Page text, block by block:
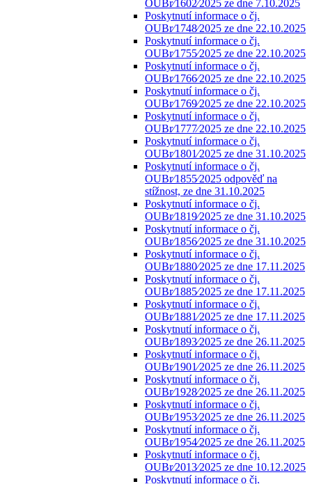
OUBr⁄1602⁄2025 ze dne 7.10.2025
Poskytnutí informace o čj.
OUBr⁄1748⁄2025 ze dne 22.10.2025
Poskytnutí informace o čj.
OUBr⁄1755⁄2025 ze dne 22.10.2025
Poskytnutí informace o čj.
OUBr⁄1766⁄2025 ze dne 22.10.2025
Poskytnutí informace o čj.
OUBr⁄1769⁄2025 ze dne 22.10.2025
Poskytnutí informace o čj.
OUBr⁄1777⁄2025 ze dne 22.10.2025
Poskytnutí informace o čj.
OUBr⁄1801⁄2025 ze dne 31.10.2025
Poskytnutí informace o čj.
OUBr⁄1855⁄2025 odpověď na
stížnost, ze dne 31.10.2025
Poskytnutí informace o čj.
OUBr⁄1819⁄2025 ze dne 31.10.2025
Poskytnutí informace o čj.
OUBr⁄1856⁄2025 ze dne 31.10.2025
Poskytnutí informace o čj.
OUBr⁄1880⁄2025 ze dne 17.11.2025
Poskytnutí informace o čj.
OUBr⁄1885⁄2025 ze dne 17.11.2025
Poskytnutí informace o čj.
OUBr⁄1881⁄2025 ze dne 17.11.2025
Poskytnutí informace o čj.
OUBr⁄1893⁄2025 ze dne 26.11.2025
Poskytnutí informace o čj.
OUBr⁄1901⁄2025 ze dne 26.11.2025
Poskytnutí informace o čj.
OUBr⁄1928⁄2025 ze dne 26.11.2025
Poskytnutí informace o čj.
OUBr⁄1953⁄2025 ze dne 26.11.2025
Poskytnutí informace o čj.
OUBr⁄1954⁄2025 ze dne 26.11.2025
Poskytnutí informace o čj.
OUBr⁄2013⁄2025 ze dne 10.12.2025
Poskytnutí informace o čj.